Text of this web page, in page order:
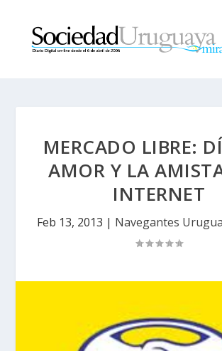
MERCADO LIBRE:
AMOR Y LA
INTERNET
Feb 13, 2013 | Navegantes